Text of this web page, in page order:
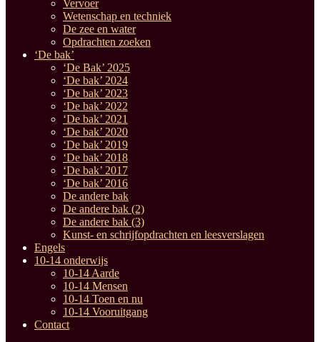
Vervoer
Wetenschap en techniek
De zee en water
Opdrachten zoeken
‘De bak’
‘De Bak’ 2025
‘De bak’ 2024
‘De bak’ 2023
‘De bak’ 2022
‘De bak’ 2021
‘De bak’ 2020
‘De bak’ 2019
‘De bak’ 2018
‘De bak’ 2017
‘De bak’ 2016
De andere bak
De andere bak (2)
De andere bak (3)
Kunst- en schrijfopdrachten en leesverslagen
Engels
10-14 onderwijs
10-14 Aarde
10-14 Mensen
10-14 Toen en nu
10-14 Vooruitgang
Contact